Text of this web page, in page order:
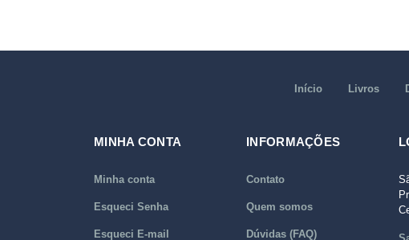
Início Livros
MINHA CONTA
Minha conta
Esqueci Senha
Esqueci E-mail
INFORMAÇÕES
Contato
Quem somos
Dúvidas (FAQ)